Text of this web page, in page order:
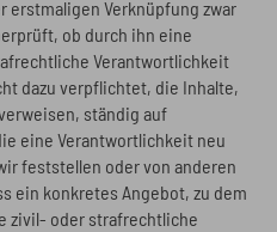
erstmaligen Verknüpfung zwar
ob durch ihn eine
Verantwortlichkeit
dazu verpflichtet, die Inhalte,
ständig auf
eine Verantwortlichkeit neu
feststellen oder von anderen
ein konkretes Angebot, zu dem
zivil- oder strafrechtliche